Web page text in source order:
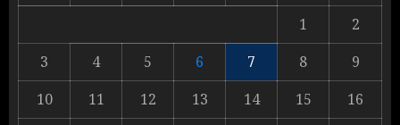
1
Rahul Gandhi के तीखे वार से बार-बार
झुकी मोदी सरकार?
1
2
3
4 5 6 7 8
9
10
11 12 13 14 15
16